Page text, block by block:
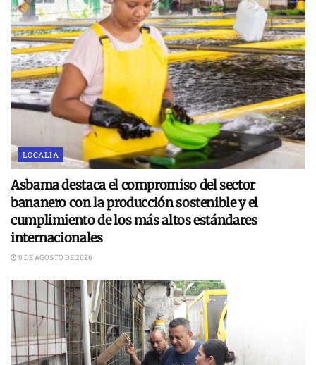
LOCALÍA
Asbama destaca el compromiso del sector
bananero con la producción sostenible y el
cumplimiento de los más altos estándares
internacionales
6 DE AGOSTO DE 2026